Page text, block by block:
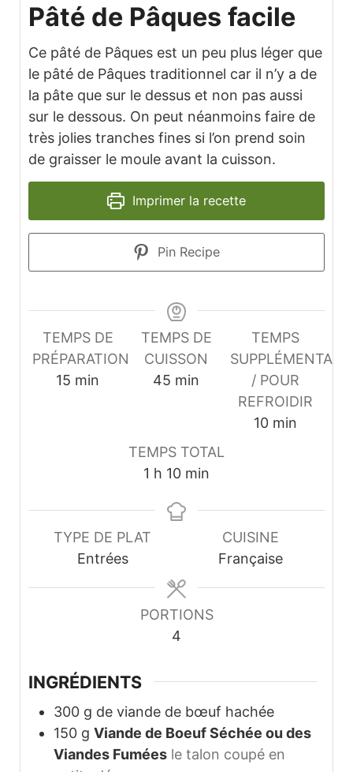
Pâté de Pâques facile
Ce pâté de Pâques est un peu plus léger que
le pâté de Pâques traditionnel car il n’y a de
la pâte que sur le dessus et non pas aussi
sur le dessous. On peut néanmoins faire de
très jolies tranches fines si l’on prend soin
de graisser le moule avant la cuisson.
Imprimer la recette
Pin Recipe
TEMPS DE
PRÉPARATION
15 minutes
min
TEMPS DE
CUISSON
45 minutes
min
TEMPS
/ POUR
REFROIDIR
10minutes
min
TEMPS TOTAL
1 heure
h 10minutes
min
TYPE DE PLAT
Entrées
CUISINE
Française
PORTIONS
4
INGRÉDIENTS
300 g de viande de bœuf hachée
150 g Viande de Boeuf Séchée ou des
Viandes Fumées le talon coupé en